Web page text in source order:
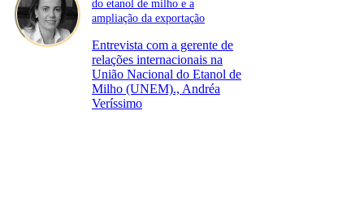
do etanol de milho e a
ampliação da exportação
Entrevista com a gerente de
relações internacionais na
União Nacional do Etanol de
Milho (UNEM)., Andréa
Veríssimo